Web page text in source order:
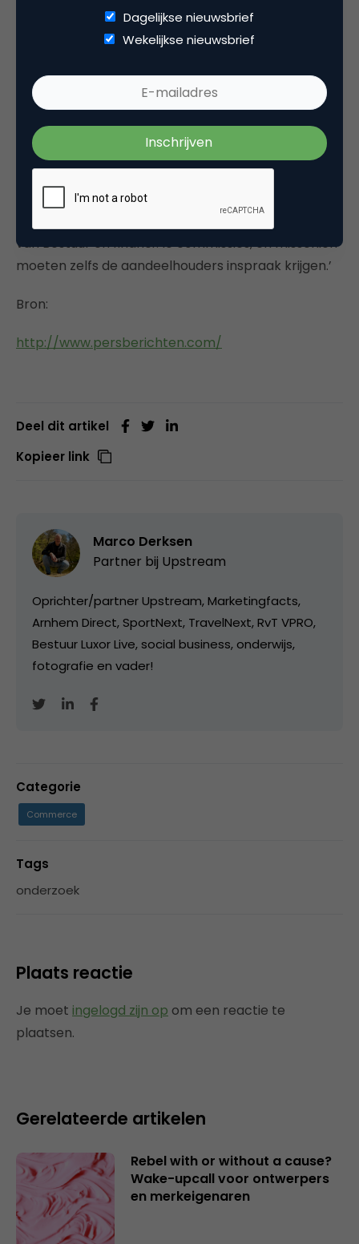
zorgt de verborgen kostprijs ervoor dat het
economisch gezien geen zin heeft. Outsouring is
kosteneffectieve manier om toegevoegde waarde
te halen uit het menselijk en technisch kapitaal van
een onderneming. De mogelijkheden en de
reikwijdte worden immers uitgebreid. Het is een
economische beslissing: IT-infrastructuur mag niet
langer het exclusieve terrein van de IT-manager
van Bestuur en financi?le commissies, en misschien
moeten zelfs de aandeelhouders inspraak krijgen.’
Bron:
http://www.persberichten.com/
Deel dit artikel
Kopieer link
Marco Derksen
Partner bij Upstream
Oprichter/partner Upstream, Marketingfacts,
Arnhem Direct, SportNext, TravelNext, RvT VPRO,
Bestuur Luxor Live, social business, onderwijs,
fotografie en vader!
Categorie
Commerce
Tags
onderzoek
Plaats reactie
Je moet ingelogd zijn op om een reactie te
plaatsen.
Gerelateerde artikelen
Rebel with or without a cause?
Wake-upcall voor ontwerpers
en merkeigenaren
Dagelijkse nieuwsbrief
Wekelijkse nieuwsbrief